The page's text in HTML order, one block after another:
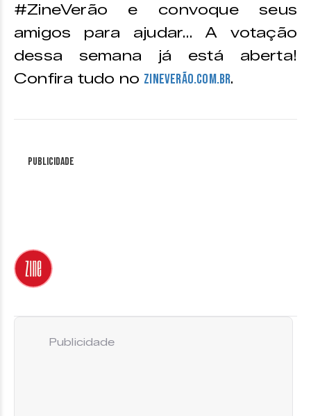
#ZineVerão e convoque seus
amigos para ajudar… A votação
dessa semana já está aberta!
Confira tudo no zineverão.com.br.
Publicidade
Publicidade